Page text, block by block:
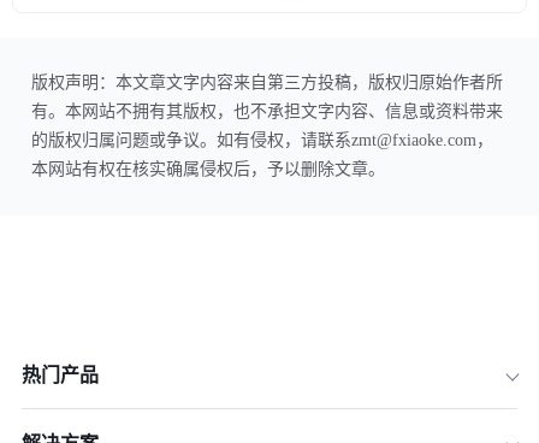
版权声明：本文章文字内容来自第三方投稿，版权归原始作者所
有。本网站不拥有其版权，也不承担文字内容、信息或资料带来
的版权归属问题或争议。如有侵权，请联系zmt@fxiaoke.com，
本网站有权在核实确属侵权后，予以删除文章。
热门产品